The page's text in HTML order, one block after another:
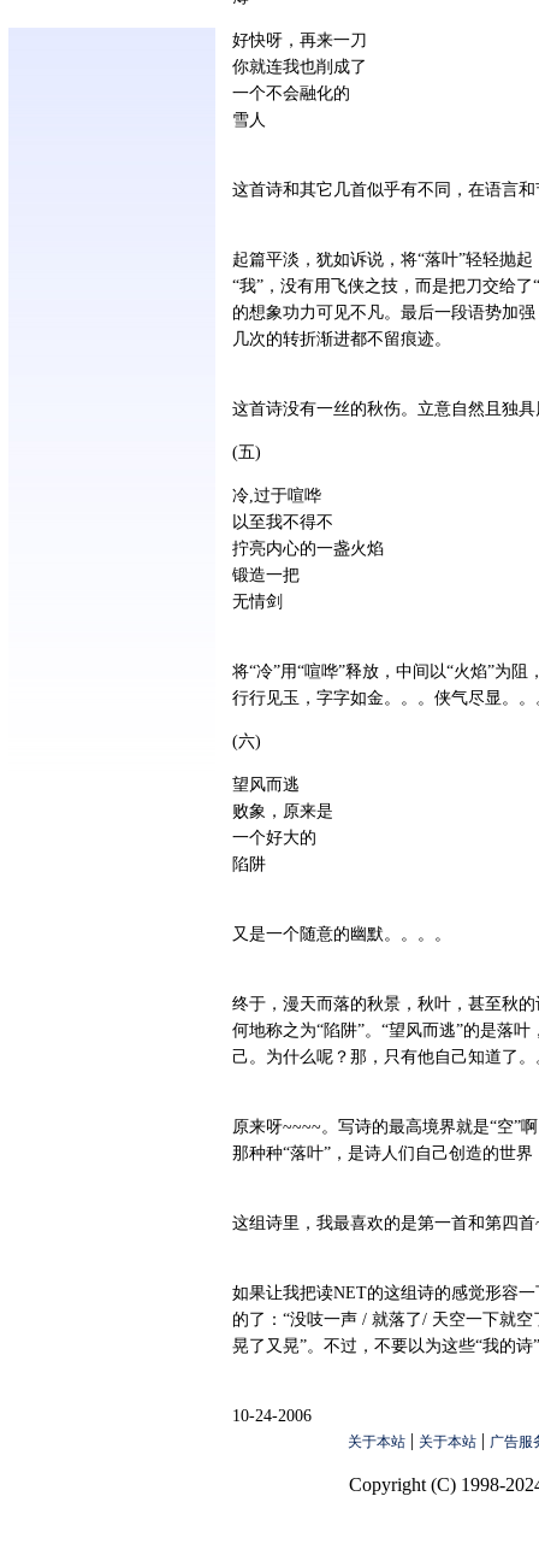
好快呀，再来一刀
你就连我也削成了
一个不会融化的
雪人
这首诗和其它几首似乎有不同，在语言
起篇平淡，犹如诉说，将“落叶”轻轻抛
“我”，没有用飞侠之技，而是把刀交给
的想象功力可见不凡。最后一段语势加
几次的转折渐进都不留痕迹。
这首诗没有一丝的秋伤。立意自然且独
(五)
冷,过于喧哗
以至我不得不
拧亮内心的一盏火焰
锻造一把
无情剑
将“冷”用“喧哗”释放，中间以“火焰”为阻
行行见玉，字字如金。。。侠气尽显。
(六)
望风而逃
败象，原来是
一个好大的
陷阱
又是一个随意的幽默。。。。
终于，漫天而落的秋景，秋叶，甚至秋
何地称之为“陷阱”。“望风而逃”的是落
己。为什么呢？那，只有他自己知道了
原来呀~~~~。写诗的最高境界就是“空”
那种种“落叶”，是诗人们自己创造的世
这组诗里，我最喜欢的是第一首和第四
如果让我把读NET的这组诗的感觉形容
的了：“没吱一声 / 就落了/ 天空一下就
晃了又晃”。不过，不要以为这些“我的
10-24-2006
关于本站 | 关于本站 | 广告服
Copyright (C) 1998-